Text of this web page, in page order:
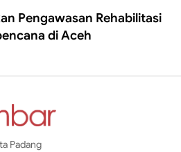
Pengawasan Rehabilitasi
di Aceh
Padang